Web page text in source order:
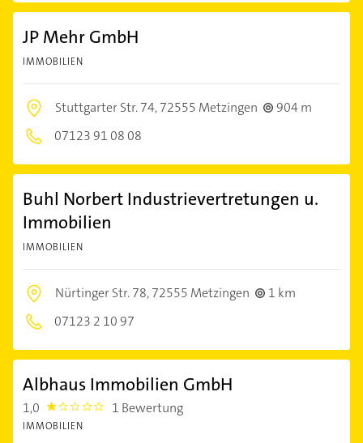
JP Mehr GmbH
IMMOBILIEN
Stuttgarter Str. 74,72555 Metzingen
904 m
07123 91 08 08
Buhl Norbert Industrievertretungen u.
Immobilien
IMMOBILIEN
Nürtinger Str. 78,72555 Metzingen
1 km
07123 2 10 97
Albhaus Immobilien GmbH
1,0 1.0 1 Bewertung
IMMOBILIEN